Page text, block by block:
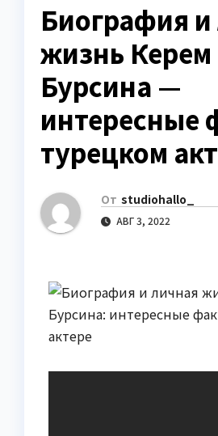
Биография
жизнь Керем
Бурсина —
интересные
турецком
От studiohallo_
АВГ 3, 2022